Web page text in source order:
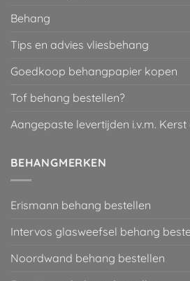
Behang
Tips en advies vliesbehang
Goedkoop behangpapier kopen
Tof behang bestellen?
Aangepaste levertijden i.v.m.
BEHANGMERKEN
Erismann behang bestellen
Intervos glasweefsel behang
Noordwand behang bestellen